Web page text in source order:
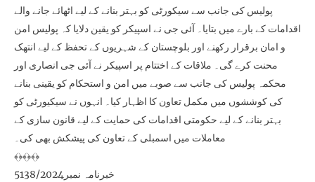
پولیس کی جانب سے سیکورٹی کو بہتر بنانے کے لیے اٹھائے جانے والے
اقدامات کے بارے میں بتایا۔ آئی جی نے اسپیکر کو یقین دلایا کہ پولیس امن
و امان برقرار رکھنے اور بلوچستان کے شہریوں کے تحفظ کے لیے انتھک
محنت کرے گی۔ ملاقات کے اختتام پر اسپیکر نے آئی جی انصاری اور
محکمہ پولیس کی جانب سے صوبے میں امن و استحکام کو یقینی بنانے
کی کوششوں میں مکمل تعاون کا اظہار کیا۔ انہوں نے سیکیورٹی کو
بہتر بنانے کے لیے حکومتی اقدامات کی حمایت کے لیے قانون سازی کے
معاملات میں اسمبلی کے تعاون کی پیشکش بھی کی۔
﴾﴿﴾﴿﴾﴿
خبرنامہ نمبر5138/2024